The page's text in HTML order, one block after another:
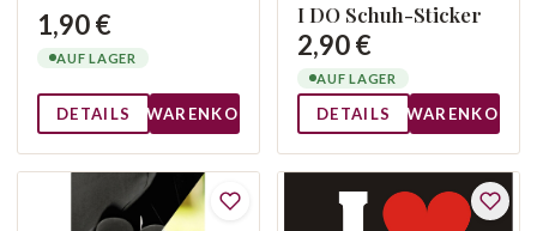
1,90 €
AUF LAGER
DETAILS WARENKORB
I DO Schuh-Sticker
2,90 €
AUF LAGER
DETAILS WARENKORB